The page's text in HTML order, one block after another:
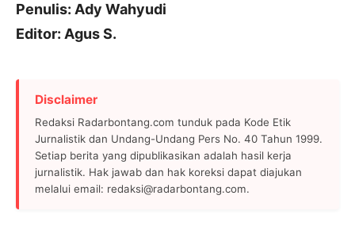
Penulis: Ady Wahyudi
Editor: Agus S.
Disclaimer
Redaksi Radarbontang.com tunduk pada Kode Etik
Jurnalistik dan Undang-Undang Pers No. 40 Tahun 1999.
Setiap berita yang dipublikasikan adalah hasil kerja
jurnalistik. Hak jawab dan hak koreksi dapat diajukan
melalui email: redaksi@radarbontang.com.